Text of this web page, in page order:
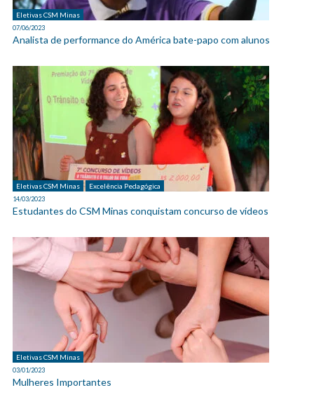
Eletivas CSM Minas
07/06/2023
Analista de performance do América bate-papo com alunos
Eletivas CSM Minas Excelência Pedagógica
14/03/2023
Estudantes do CSM Minas conquistam concurso de vídeos
Eletivas CSM Minas
03/01/2023
Mulheres Importantes